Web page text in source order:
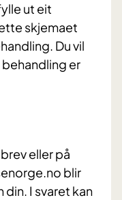
ut eit
skjemaet
Du vil
behandling er
eller på
blir
din. I svaret kan